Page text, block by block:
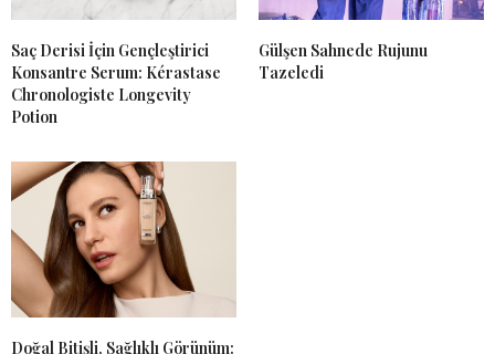
Saç Derisi İçin Gençleştirici
Konsantre Serum: Kérastase
Chronologiste Longevity
Potion
Gülşen Sahnede Rujunu
Tazeledi
Doğal Bitişli, Sağlıklı Görünüm: